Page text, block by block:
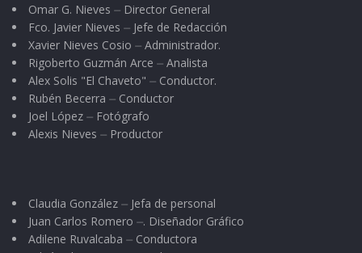
No es un adjetivo calificativo, “sobrehumano”, el
que se debe usar para referirnos al esfuerzo de
Kipchogue y otros, sino que debemos alterar la
lengua (también en otro esfuerzo) y referirnos
con un claro sustantivo a un esfuerzo así…
inhumano.
semana habrá desaparecido en el mar de
imágenes pobres que circularán más allá de la
red. Poco a poco se nos irán borrando esos
Omar G. Nieves ⏤ Director General
Fco. Javier Nieves ⏤ Jefe de Redacción
Xavier Nieves Cosio ⏤ Administrador.
Rigoberto Guzmán Arce ⏤ Analista
Alex Solis "El Chaveto" ⏤ Conductor.
Rubén Becerra ⏤ Conductor
Joel López ⏤ Fotógrafo
Alexis Nieves ⏤ Productor
Claudia González ⏤ Jefa de personal
Juan Carlos Romero ⏤. Diseñador Gráfico
Adilene Ruvalcaba ⏤ Conductora